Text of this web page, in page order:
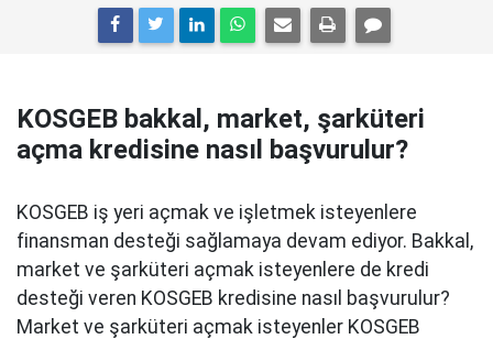
KOSGEB bakkal, market, şarküteri
açma kredisine nasıl başvurulur?
KOSGEB iş yeri açmak ve işletmek isteyenlere
finansman desteği sağlamaya devam ediyor. Bakkal,
market ve şarküteri açmak isteyenlere de kredi
desteği veren KOSGEB kredisine nasıl başvurulur?
Market ve şarküteri açmak isteyenler KOSGEB